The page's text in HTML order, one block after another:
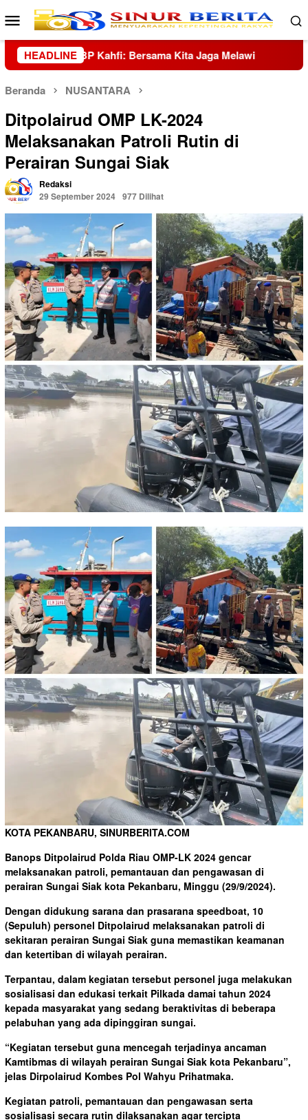
Loncat
ke
konten
Menu
Mobile
HEADLINETangis Korban Banjir Hutanabolon: Masih Adakah
Beranda NUSANTARA
Ditpolairud OMP LK-2024
Melaksanakan Patroli Rutin di
Perairan Sungai Siak
Redaksi
29 September 2024 977 Dilihat
KOTA PEKANBARU, SINURBERITA.COM
Banops Ditpolairud Polda Riau OMP-LK 2024 gencar
melaksanakan patroli, pemantauan dan pengawasan di
perairan Sungai Siak kota Pekanbaru, Minggu (29/9/2024).
Dengan didukung sarana dan prasarana speedboat, 10
(Sepuluh) personel Ditpolairud melaksanakan patroli di
sekitaran perairan Sungai Siak guna memastikan keamanan
dan ketertiban di wilayah perairan.
Terpantau, dalam kegiatan tersebut personel juga melakukan
sosialisasi dan edukasi terkait Pilkada damai tahun 2024
kepada masyarakat yang sedang beraktivitas di beberapa
pelabuhan yang ada dipinggiran sungai.
“Kegiatan tersebut guna mencegah terjadinya ancaman
Kamtibmas di wilayah perairan Sungai Siak kota Pekanbaru”,
jelas Dirpolairud Kombes Pol Wahyu Prihatmaka.
Kegiatan patroli, pemantauan dan pengawasan serta
sosialisasi secara rutin dilaksanakan agar tercipta